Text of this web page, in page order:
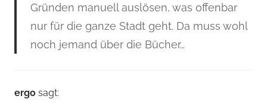
Gründen manuell auslösen, was offenbar
nur für die ganze Stadt geht. Da muss wohl
noch jemand über die Bücher…
ergo sagt: